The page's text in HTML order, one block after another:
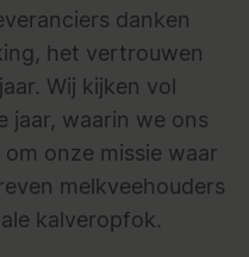
danken
het vertrouwen
Wij kijken vol
jaar, waarin we ons
onze missie waar
melkveehouders
kalveropfok.